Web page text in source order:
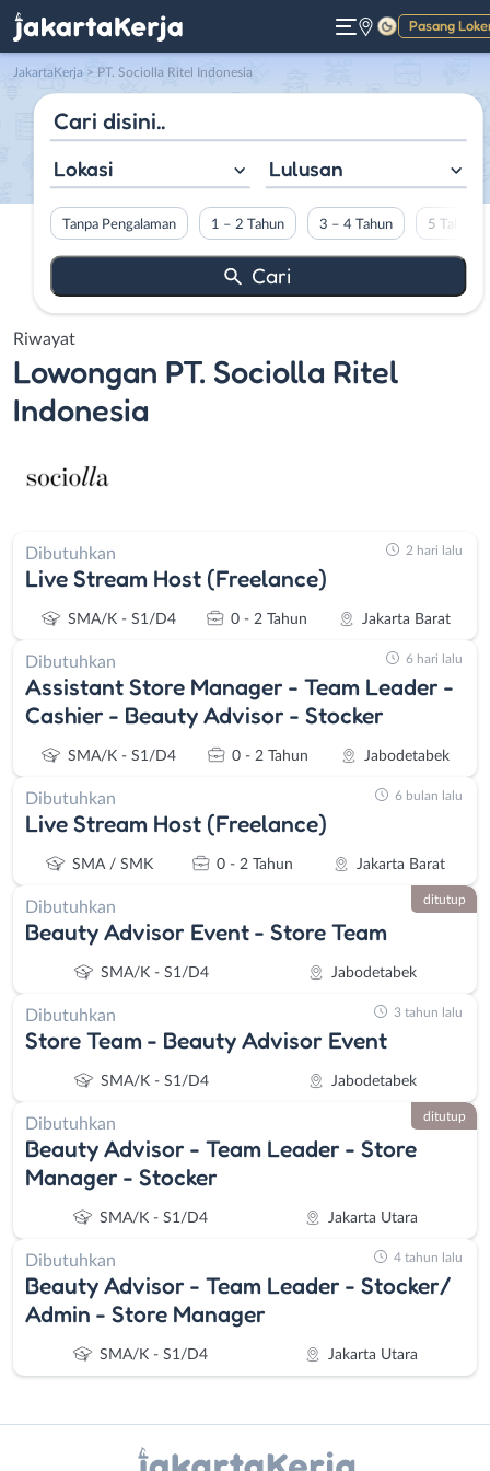
Pasang
Gelap
JakartaKerja > PT. Sociolla Ritel Indonesia
Lokasi Lulusan
Tanpa Pengalaman 1 – 2 Tahun 3 – 4 Tahun 5 Tahun
Riwayat
Lowongan PT. Sociolla Ritel
Indonesia
Dibutuhkan
Live Stream Host (Freelance)
SMA/K - S1/D4 0 - 2 Tahun Jakarta Barat
2 hari lalu
Dibutuhkan
Assistant Store Manager - Team Leader -
Cashier - Beauty Advisor - Stocker
SMA/K - S1/D4 0 - 2 Tahun Jabodetabek
6 hari lalu
Dibutuhkan
Live Stream Host (Freelance)
SMA / SMK 0 - 2 Tahun Jakarta Barat
6 bulan lalu
Dibutuhkan
Beauty Advisor Event - Store Team
SMA/K - S1/D4 Jabodetabek
ditutup
Dibutuhkan
Store Team - Beauty Advisor Event
SMA/K - S1/D4 Jabodetabek
3 tahun lalu
Dibutuhkan
Beauty Advisor - Team Leader - Store
Manager - Stocker
SMA/K - S1/D4 Jakarta Utara
ditutup
Dibutuhkan
Beauty Advisor - Team Leader - Stocker/
Admin - Store Manager
SMA/K - S1/D4 Jakarta Utara
4 tahun lalu